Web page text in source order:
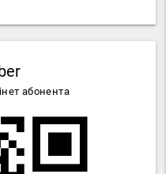
абонента